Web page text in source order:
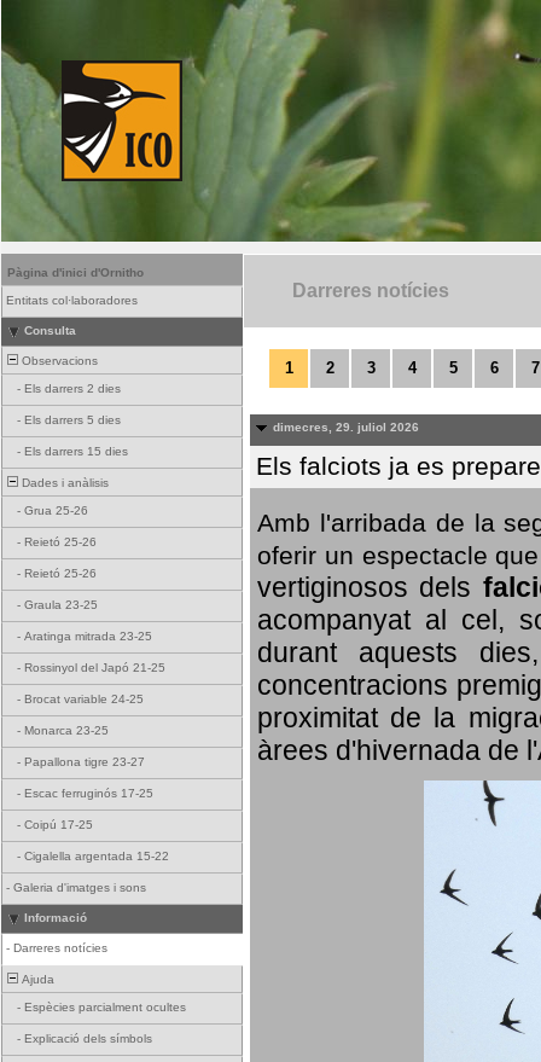
Pàgina d'inici d'Ornitho
Entitats col·laboradores
Consulta
Observacions
- Els darrers 2 dies
- Els darrers 5 dies
- Els darrers 15 dies
Dades i anàlisis
- Grua 25-26
- Reietó 25-26
- Reietó 25-26
- Graula 23-25
- Aratinga mitrada 23-25
- Rossinyol del Japó 21-25
- Brocat variable 24-25
- Monarca 23-25
- Papallona tigre 23-27
- Escac ferruginós 17-25
- Coipú 17-25
- Cigalella argentada 15-22
- Galeria d'imatges i sons
Informació
- Darreres notícies
Ajuda
- Espècies parcialment ocultes
- Explicació dels símbols
Darreres notícies
1 2 3 4 5 6 7
dimecres, 29. juliol 2026
Els falciots ja es
Amb l'arribada de la
oferir un espectacle
vertiginosos dels
acompanyat al cel,
durant aquests
concentracions
proximitat de la
àrees d'hivernada de